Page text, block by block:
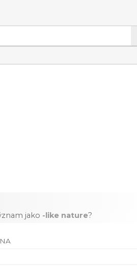
jako -like nature?